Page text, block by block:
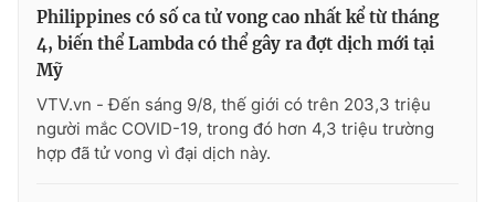
Cơ quan chủ quản:Đài Truyền hình Việt Nam
Cơ quan báo chí:
Giấy phép hoạt động báo in và báo điện tử số 483/GP-BTTTT
cấp ngày 29/12/2023
Tổng Biên tập:
Vũ Thanh Thủy
Philippines có số ca tử vong cao nhất kể từ tháng
4, biến thể Lambda có thể gây ra đợt dịch mới tại
Mỹ
VTV.vn - Đến sáng 9/8, thế giới có trên 203,3 triệu
người mắc COVID-19, trong đó hơn 4,3 triệu trường
hợp đã tử vong vì đại dịch này.